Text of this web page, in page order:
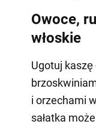
Owoce,
włoskie
Ugotuj kaszę
i orzechami
sałatka